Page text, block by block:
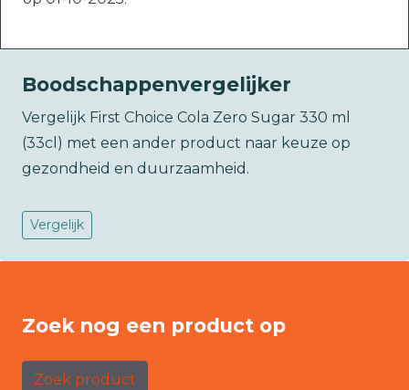
Boodschappenvergelijker
Vergelijk First Choice Cola Zero Sugar 330 ml
(33cl) met een ander product naar keuze op
gezondheid en duurzaamheid.
Vergelijk
Zoek nog een product op
Zoek product